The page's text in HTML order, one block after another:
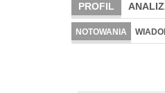
PROFIL
NOTOWANIA